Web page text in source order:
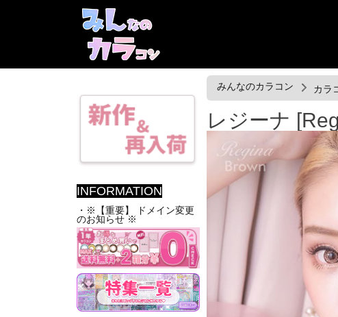
INFORMATION
・※【重要】 ドメイン変更
のお知らせ ※
みんなのカラコン カラ
レジーナ